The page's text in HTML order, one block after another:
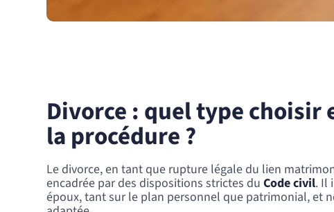
Divorce : quel type choisir
la procédure ?
Le divorce, en tant que rupture légale du lien
encadrée par des dispositions strictes duCode civil. Il
époux, tant sur le plan personnel que patrimonial, et